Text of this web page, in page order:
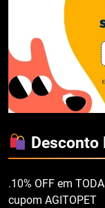
Desconto
.10% OFF em
cupom AGITOPET